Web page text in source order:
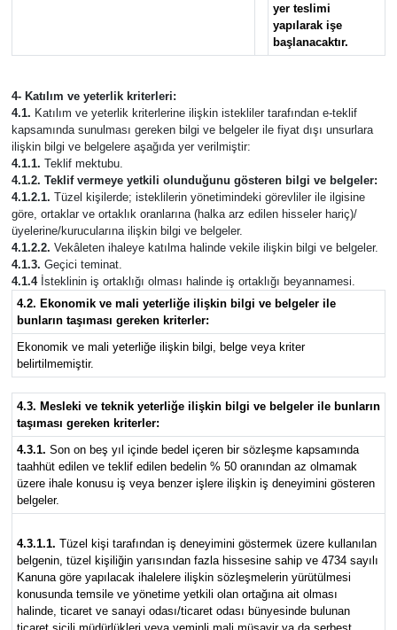
yer teslimi
yapılarak işe
başlanacaktır.
4- Katılım ve yeterlik kriterleri:
4.1. Katılım ve yeterlik kriterlerine ilişkin istekliler tarafından e-teklif
kapsamında sunulması gereken bilgi ve belgeler ile fiyat dışı unsurlara
ilişkin bilgi ve belgelere aşağıda yer verilmiştir:
4.1.1. Teklif mektubu.
4.1.2. Teklif vermeye yetkili olunduğunu gösteren bilgi ve belgeler:
4.1.2.1. Tüzel kişilerde; isteklilerin yönetimindeki görevliler ile ilgisine
göre, ortaklar ve ortaklık oranlarına (halka arz edilen hisseler hariç)/
üyelerine/kurucularına ilişkin bilgi ve belgeler.
4.1.2.2. Vekâleten ihaleye katılma halinde vekile ilişkin bilgi ve belgeler.
4.1.3. Geçici teminat.
4.1.4İsteklinin iş ortaklığı olması halinde iş ortaklığı beyannamesi.
4.2. Ekonomik ve mali yeterliğe ilişkin bilgi ve belgeler ile
bunların taşıması gereken kriterler:
Ekonomik ve mali yeterliğe ilişkin bilgi, belge veya kriter
belirtilmemiştir.
4.3. Mesleki ve teknik yeterliğe ilişkin bilgi ve belgeler ile bunların
taşıması gereken kriterler:
4.3.1. Son on beş yıl içinde bedel içeren bir sözleşme kapsamında
taahhüt edilen ve teklif edilen bedelin % 50 oranından az olmamak
üzere ihale konusu iş veya benzer işlere ilişkin iş deneyimini gösteren
belgeler.
4.3.1.1. Tüzel kişi tarafından iş deneyimini göstermek üzere kullanılan
belgenin, tüzel kişiliğin yarısından fazla hissesine sahip ve 4734 sayılı
Kanuna göre yapılacak ihalelere ilişkin sözleşmelerin yürütülmesi
konusunda temsile ve yönetime yetkili olan ortağına ait olması
halinde, ticaret ve sanayi odası/ticaret odası bünyesinde bulunan